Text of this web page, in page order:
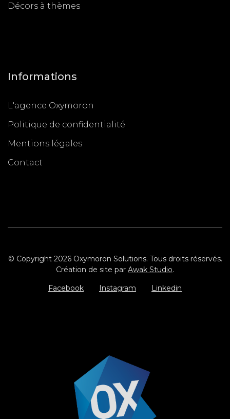
Décors à thèmes
Informations
L'agence Oxymoron
Politique de confidentialité
Mentions légales
Contact
© Copyright 2026 Oxymoron Solutions. Tous droits réservés.
Création de site par Awak Studio.
Facebook
Instagram Linkedin